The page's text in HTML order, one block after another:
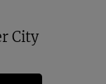
City